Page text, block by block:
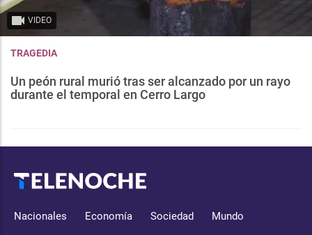
VIDEO
TRAGEDIA
Un peón rural murió tras ser alcanzado por un rayo
durante el temporal en Cerro Largo
Nacionales Economía Sociedad Mundo